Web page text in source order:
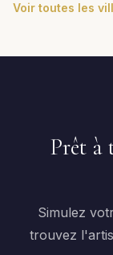
Voir toutes les
Prêt à
Simulez
trouvez